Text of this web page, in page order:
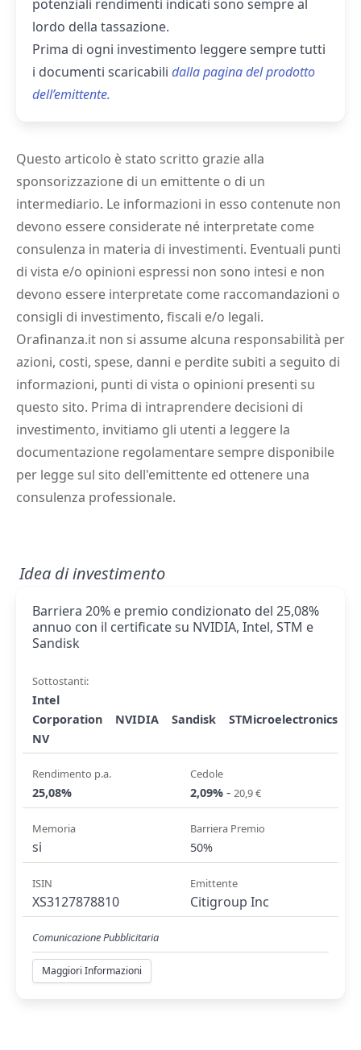
potenziali rendimenti indicati sono sempre al
lordo della tassazione.
Prima di ogni investimento leggere sempre tutti
i documenti scaricabili dalla pagina del prodotto
dell’emittente.
Questo articolo è stato scritto grazie alla
sponsorizzazione di un emittente o di un
intermediario. Le informazioni in esso contenute non
devono essere considerate né interpretate come
consulenza in materia di investimenti. Eventuali punti
di vista e/o opinioni espressi non sono intesi e non
devono essere interpretate come raccomandazioni o
consigli di investimento, fiscali e/o legali.
Orafinanza.it non si assume alcuna responsabilità per
azioni, costi, spese, danni e perdite subiti a seguito di
informazioni, punti di vista o opinioni presenti su
questo sito. Prima di intraprendere decisioni di
investimento, invitiamo gli utenti a leggere la
documentazione regolamentare sempre disponibile
per legge sul sito dell'emittente ed ottenere una
consulenza professionale.
Idea di investimento
Barriera 20% e premio condizionato del 25,08%
annuo con il certificate su NVIDIA, Intel, STM e
Sandisk
Sottostanti:
Intel
Corporation
NVIDIA Sandisk
STMicroelectronics
NV
Rendimento p.a.
25,08%
Cedole
2,09% - 20,9 €
Memoria
si
Barriera Premio
50%
ISIN
XS3127878810
Emittente
Citigroup Inc
Comunicazione Pubblicitaria
Maggiori Informazioni